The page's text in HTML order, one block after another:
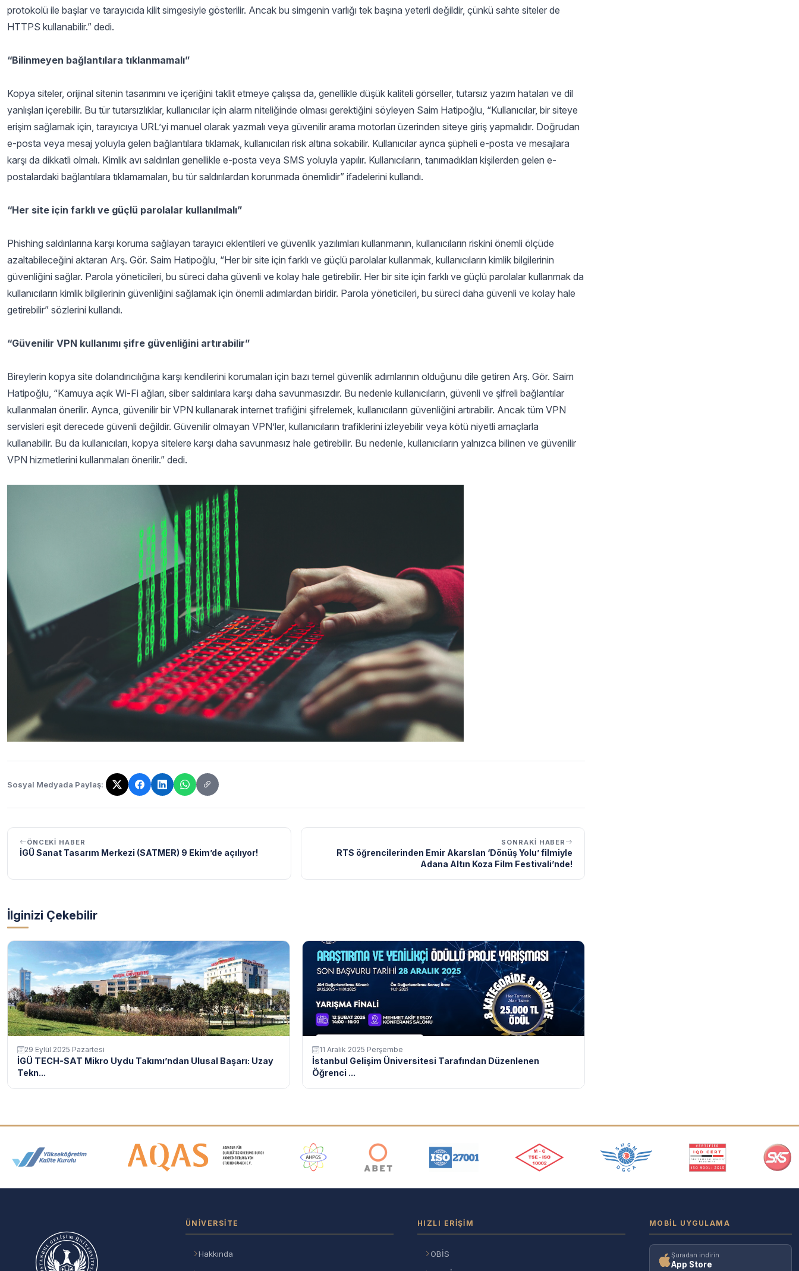
protokolü ile başlar ve tarayıcıda kilit simgesiyle gösterilir. Ancak bu simgenin varlığı tek başına yeterli değildir, çünkü sahte siteler de
HTTPS kullanabilir.” dedi.
“Bilinmeyen bağlantılara tıklanmamalı”
Kopya siteler, orijinal sitenin tasarımını ve içeriğini taklit etmeye çalışsa da, genellikle düşük kaliteli görseller, tutarsız yazım hataları ve dil
yanlışları içerebilir. Bu tür tutarsızlıklar, kullanıcılar için alarm niteliğinde olması gerektiğini söyleyen Saim Hatipoğlu, “Kullanıcılar, bir siteye
erişim sağlamak için, tarayıcıya URL’yi manuel olarak yazmalı veya güvenilir arama motorları üzerinden siteye giriş yapmalıdır. Doğrudan
e-posta veya mesaj yoluyla gelen bağlantılara tıklamak, kullanıcıları risk altına sokabilir. Kullanıcılar ayrıca şüpheli e-posta ve mesajlara
karşı da dikkatli olmalı. Kimlik avı saldırıları genellikle e-posta veya SMS yoluyla yapılır. Kullanıcıların, tanımadıkları kişilerden gelen e-
postalardaki bağlantılara tıklamamaları, bu tür saldırılardan korunmada önemlidir” ifadelerini kullandı.
“Her site için farklı ve güçlü parolalar kullanılmalı”
Phishing saldırılarına karşı koruma sağlayan tarayıcı eklentileri ve güvenlik yazılımları kullanmanın, kullanıcıların riskini önemli ölçüde
azaltabileceğini aktaran Arş. Gör. Saim Hatipoğlu, “Her bir site için farklı ve güçlü parolalar kullanmak, kullanıcıların kimlik bilgilerinin
güvenliğini sağlar. Parola yöneticileri, bu süreci daha güvenli ve kolay hale getirebilir. Her bir site için farklı ve güçlü parolalar kullanmak da
kullanıcıların kimlik bilgilerinin güvenliğini sağlamak için önemli adımlardan biridir. Parola yöneticileri, bu süreci daha güvenli ve kolay hale
getirebilir” sözlerini kullandı.
“Güvenilir VPN kullanımı şifre güvenliğini artırabilir”
Bireylerin kopya site dolandırıcılığına karşı kendilerini korumaları için bazı temel güvenlik adımlarının olduğunu dile getiren Arş. Gör. Saim
Hatipoğlu, “Kamuya açık Wi-Fi ağları, siber saldırılara karşı daha savunmasızdır. Bu nedenle kullanıcıların, güvenli ve şifreli bağlantılar
kullanmaları önerilir. Ayrıca, güvenilir bir VPN kullanarak internet trafiğini şifrelemek, kullanıcıların güvenliğini artırabilir. Ancak tüm VPN
servisleri eşit derecede güvenli değildir. Güvenilir olmayan VPN’ler, kullanıcıların trafiklerini izleyebilir veya kötü niyetli amaçlarla
kullanabilir. Bu da kullanıcıları, kopya sitelere karşı daha savunmasız hale getirebilir. Bu nedenle, kullanıcıların yalnızca bilinen ve güvenilir
VPN hizmetlerini kullanmaları önerilir.” dedi.
Sosyal Medyada Paylaş:
Bağlantı kopyalandı!
ÖNCEKI HABER
İGÜ Sanat Tasarım Merkezi (SATMER) 9 Ekim’de açılıyor!
SONRAKI HABER
RTS öğrencilerinden Emir Akarslan ‘Dönüş Yolu’ filmiyle
Adana Altın Koza Film Festivali’nde!
İlginizi Çekebilir
29 Eylül 2025 Pazartesi
İGÜ TECH-SAT Mikro Uydu Takımı’ndan Ulusal Başarı: Uzay
Tekn...
11 Aralık 2025 Perşembe
İstanbul Gelişim Üniversitesi Tarafından Düzenlenen
Öğrenci ...
Akreditasyon ve Üyelik Logoları
ÜNIVERSITE
Hakkında
HIZLI ERIŞIM
OBİS
MOBIL UYGULAMA
Şuradan indirin
App Store